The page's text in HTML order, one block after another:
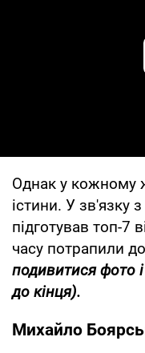
Однак у кожному
істини. У зв'язку
підготував топ-7
часу потрапили
подивитися фото
до кінця).
Михайло